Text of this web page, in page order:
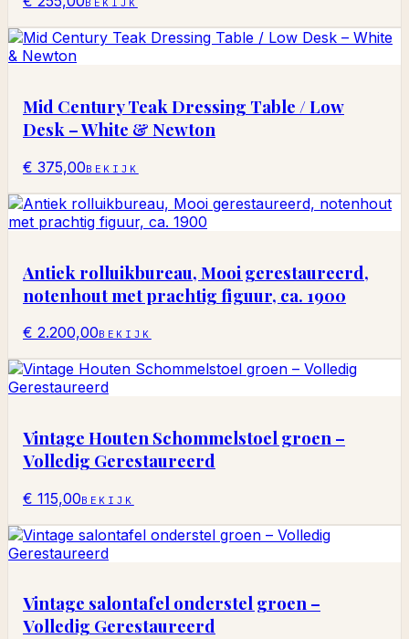
BEKIJK
Mid Century Teak Dressing Table / Low
Desk – White & Newton
€ 375,00BEKIJK
Antiek rolluikbureau, Mooi gerestaureerd,
notenhout met prachtig figuur, ca. 1900
€ 2.200,00BEKIJK
Vintage Houten Schommelstoel groen –
Volledig Gerestaureerd
€ 115,00BEKIJK
Vintage salontafel onderstel groen –
Volledig Gerestaureerd